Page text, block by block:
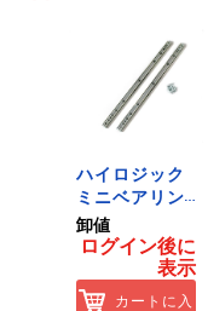
ハイロジック
ミニベアリン
グタイプ 310
ミリ 72958
Hardware]
卸値
ログイン後に
表示
カートに入